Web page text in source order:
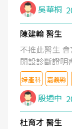
吳華桐
陳建翰 醫生
不推此醫生
開設診斷證明
婦產科 嘉義縣
殷迺中
杜育才 醫生